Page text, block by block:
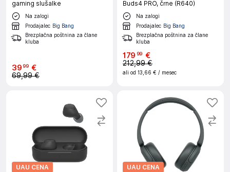
gaming slušalke
Na zalogi
Prodajalec Big Bang
Brezplačna poštnina za člane
kluba
3999 €
69,99 €
Buds4 PRO, črne (R640)
Na zalogi
Prodajalec Big Bang
Brezplačna poštnina za člane
kluba
179 99 €
212,99 €
ali od 13,66 € / mesec
UAU CENA
UAU CENA